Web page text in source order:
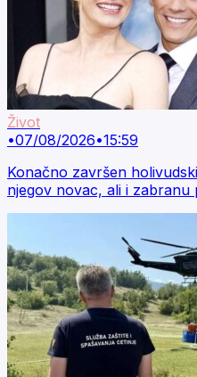
Život
•07/08/2026•15:59
Konačno završen
njegov novac, ali i zabranu